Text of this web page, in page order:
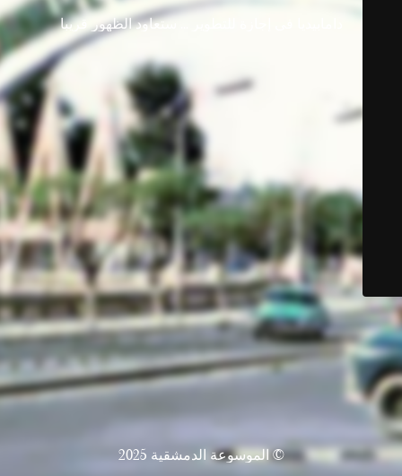
دامابيديا في إجازة للتطوير ... ستعاود الظهور قريباً
© الموسوعة الدمشقية 2025